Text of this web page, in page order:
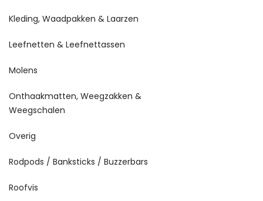
Kleding, Waadpakken & Laarzen
Leefnetten & Leefnettassen
Molens
Onthaakmatten, Weegzakken &
Weegschalen
Overig
Rodpods / Banksticks / Buzzerbars
Roofvis